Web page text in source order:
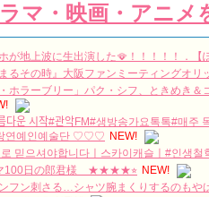
マ・映画・アニメ
が地上波に生出演した🪭！！！！！．【
まるその時』大阪ファンミーティングオ
・ホラーブリー」パク・シフ、ときめき
시작#관악FM#생방송가
연예인예술단 ♡♡♡ NEW!
믿으셔야합니다ㅣ스카이캐슬ㅣ#인생철
100日の郎君様 ★★★★⭐︎ NEW!
フン刺さる…シャツ腕まくりするのも